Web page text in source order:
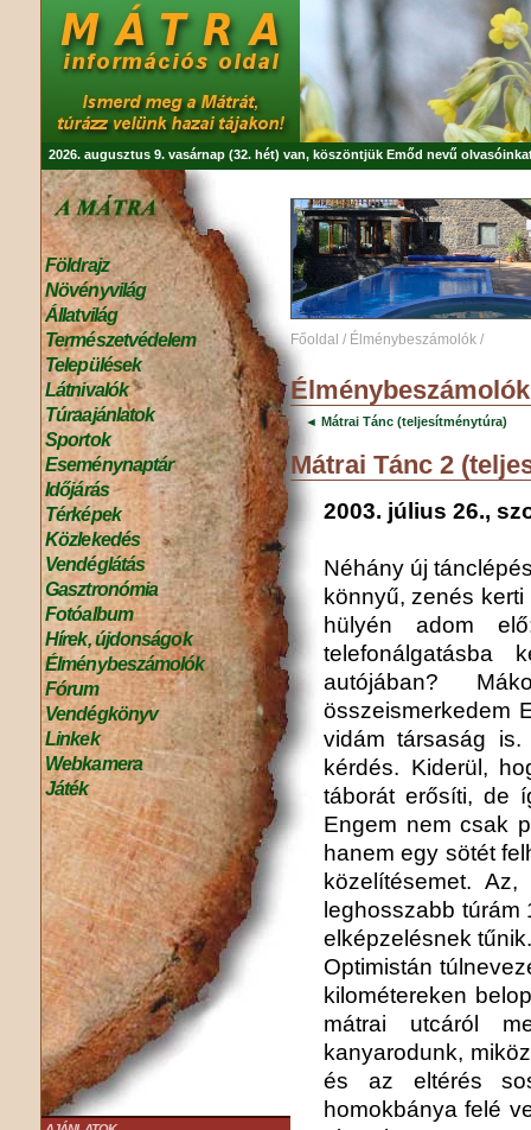
2026. augusztus 9. vasárnap (32. hét) van, köszöntjük Emőd nevű
Földrajz
Növényvilág
Állatvilág
Természetvédelem
Települések
Látnivalók
Túraajánlatok
Sportok
Eseménynaptár
Időjárás
Térképek
Közlekedés
Vendéglátás
Gasztronómia
Fotóalbum
Hírek, újdonságok
Élménybeszámolók
Fórum
Vendégkönyv
Linkek
Webkamera
Játék
Főoldal / Élménybeszámolók /
Élménybeszámolók
◄ Mátrai Tánc (teljesítménytúra)
Mátrai Tánc 2
2003. július 26.,
Néhány új
könnyű, zenés
hülyén adom
telefonálgatásba
autójában?
összeismerkedem
vidám társaság
kérdés. Kiderül,
táborát erősíti, de
Engem nem csak
hanem egy sötét
közelítésemet.
leghosszabb túrám
elképzelésnek tűnik.
Optimistán
kilométereken
mátrai utcáról
kanyarodunk,
és az eltérés
homokbánya felé